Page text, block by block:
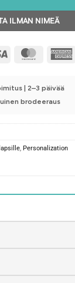
ILMAN NIMEÄ
Visa MasterCard
| 2–3 päivää
brodeeraus
, Personalization